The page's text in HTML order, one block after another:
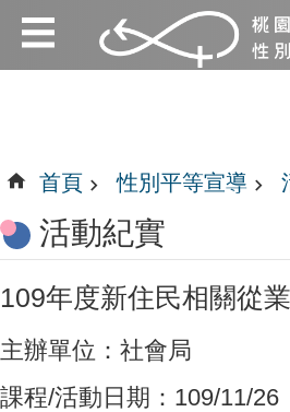
跳到主要內容區塊
:::
:::
首頁 性別平等宣導
活動紀實
109年度新住民相關從
主辦單位：社會局
課程/活動日期：109/11/26